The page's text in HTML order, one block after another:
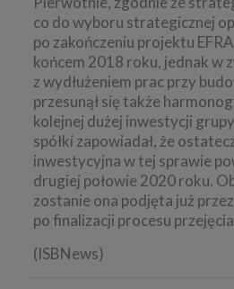
co do wyboru strategicznej
po zakończeniu projektu
końcem 2018 roku, jednak w
z wydłużeniem prac przy
przesunął się także
kolejnej dużej inwestycji
spółki zapowiadał, że
inwestycyjna w tej sprawie
drugiej połowie 2020 roku.
zostanie ona podjęta już
po finalizacji procesu
(ISBNews)